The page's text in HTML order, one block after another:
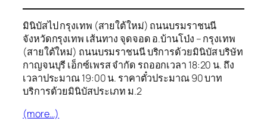
มินิบัสไป กรุงเทพ (สายใต้ใหม่) ถนนบรมราชนนี
จังหวัดกรุงเทพ เส้นทาง จุดจอด อ.บ้านโป่ง – กรุงเทพ
(สายใต้ใหม่) ถนนบรมราชนนี บริการด้วยมินิบัส บริษัท
กาญจนบุรี เอ็กซ์เพรส จำกัด รถออกเวลา 18:20 น. ถึง
เวลาประมาณ 19:00 น. ราคาตั๋วประมาณ 90 บาท
บริการด้วยมินิบัสประเภท ม.2
(more…)